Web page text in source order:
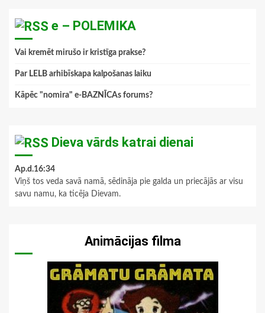
e – POLEMIKA
Vai kremēt mirušo ir kristīga prakse?
Par LELB arhibīskapa kalpošanas laiku
Kāpēc "nomira" e-BAZNĪCAs forums?
Dieva vārds katrai dienai
Ap.d.16:34
Viņš tos veda savā namā, sēdināja pie galda un priecājās ar visu
savu namu, ka ticēja Dievam.
Animācijas filma